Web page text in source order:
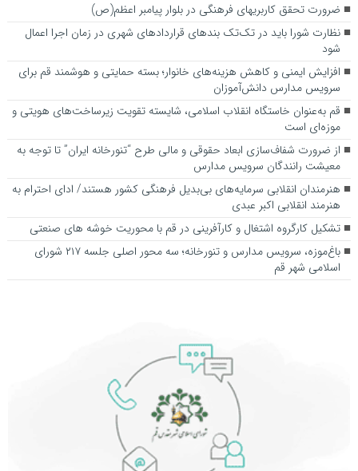
ضرورت تحقق کاربری­های فرهنگی در بلوار پیامبر اعظم(ص)
نظارت شورا باید در تک‌تک بندهای قراردادهای شهری در زمان اجرا اعمال
شود
افزایش ایمنی و کاهش هزینه‌های خانوار؛ بسته حمایتی و هوشمند قم برای
سرویس مدارس دانش‌آموزان
قم به‌عنوان خاستگاه انقلاب اسلامی، شایسته تقویت زیرساخت‌های هویتی و
موزه‌ای است
از ضرورت شفاف‌سازی ابعاد حقوقی و مالی طرح “تنورخانه ایران” تا توجه به
معیشت رانندگان سرویس مدارس
هنرمندان انقلابی سرمایه‌های بی‌بدیل فرهنگی کشور هستند/ ادای احترام به
هنرمند انقلابی اکبر عبدی
تشکیل کارگروه اشتغال و کارآفرینی در قم با محوریت خوشه های صنعتی
باغ‌موزه، سرویس مدارس و تنورخانه؛ سه محور اصلی جلسه ۲۱۷ شورای
اسلامی شهر قم